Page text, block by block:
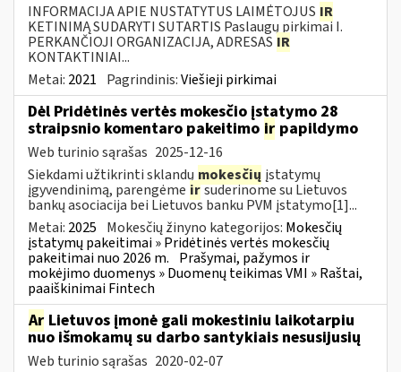
INFORMACIJA APIE NUSTATYTUS LAIMĖTOJUS IR
KETINIMĄ SUDARYTI SUTARTIS Paslaugų pirkimai I.
PERKANČIOJI ORGANIZACIJA, ADRESAS IR
KONTAKTINIAI...
Metai: 2021 Pagrindinis:Viešieji pirkimai
Dėl Pridėtinės vertės mokesčio įstatymo 28
straipsnio komentaro pakeitimo ir papildymo
Web turinio sąrašas 2025-12-16
Siekdami užtikrinti sklandų mokesčių įstatymų
įgyvendinimą, parengėme irsuderinome su Lietuvos
bankų asociacija bei Lietuvos banku PVM įstatymo[1]...
Metai: 2025 Mokesčių žinyno kategorijos: Mokesčių
įstatymų pakeitimai » Pridėtinės vertės mokesčių
pakeitimai nuo 2026 m. Prašymai, pažymos ir
mokėjimo duomenys » Duomenų teikimas VMI » Raštai,
paaiškinimai Fintech
Ar Lietuvos įmonė gali mokestiniu laikotarpiu
nuo išmokamų su darbo santykiais nesusijusių
Web turinio sąrašas 2020-02-07